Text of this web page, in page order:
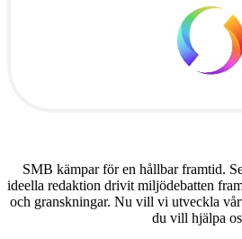
SMB kämpar för en hållbar framtid.
ideella redaktion drivit miljödebatten
och granskningar. Nu vill vi utveckla
du vill hjälpa